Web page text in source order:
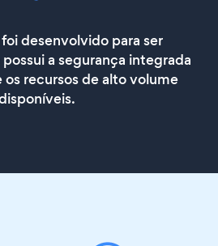
desenvolvido para ser
a segurança integrada
os recursos de alto volume